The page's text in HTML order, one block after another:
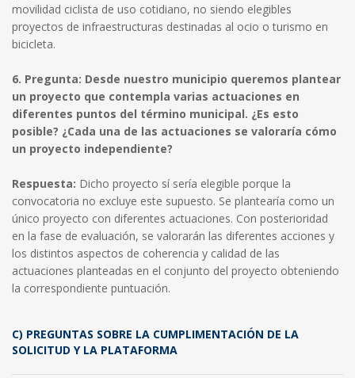
movilidad ciclista de uso cotidiano, no siendo elegibles
proyectos de infraestructuras destinadas al ocio o turismo en
bicicleta.
6. Pregunta: Desde nuestro municipio queremos plantear
un proyecto que contempla varias actuaciones en
diferentes puntos del término municipal. ¿Es esto
posible? ¿Cada una de las actuaciones se valoraría cómo
un proyecto independiente?
Respuesta: Dicho proyecto sí sería elegible porque la
convocatoria no excluye este supuesto. Se plantearía como un
único proyecto con diferentes actuaciones. Con posterioridad
en la fase de evaluación, se valorarán las diferentes acciones y
los distintos aspectos de coherencia y calidad de las
actuaciones planteadas en el conjunto del proyecto obteniendo
la correspondiente puntuación.
C) PREGUNTAS SOBRE LA CUMPLIMENTACIÓN DE LA
SOLICITUD Y LA PLATAFORMA